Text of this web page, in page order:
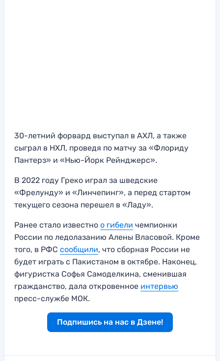
30-летний форвард выступал в АХЛ, а также
сыграл в НХЛ, проведя по матчу за «Флориду
Пантерз» и «Нью-Йорк Рейнджерс».
В 2022 году Греко играл за шведские
«Фрелунду» и «Линчепинг», а перед стартом
текущего сезона перешел в «Ладу».
Ранее стало известно о гибели чемпионки
России по ледолазанию Алены Власовой. Кроме
того, в РФС сообщили, что сборная России не
будет играть с Пакистаном в октябре. Наконец,
фигуристка Софья Самоделкина, сменившая
гражданство, дала откровенное интервью
пресс-службе МОК.
Подпишись на нас в Дзене!